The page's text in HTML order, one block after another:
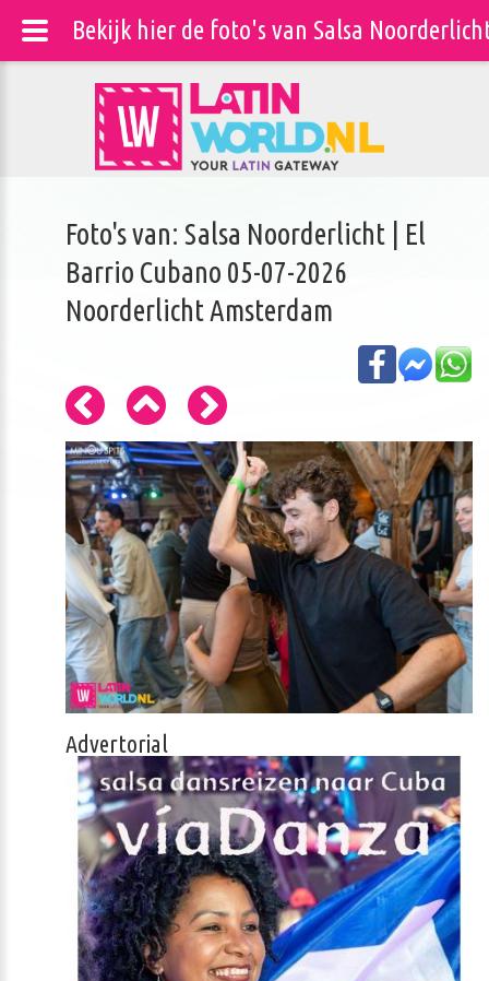
Foto's van: Salsa Noorderlicht | El
Barrio Cubano 05-07-2026
Noorderlicht Amsterdam
Advertorial
Bekijk hier de foto's van Salsa